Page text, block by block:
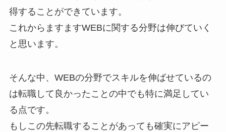
得することができています。
これからますますWEBに関する分野は伸びていく
と思います。
そんな中、WEBの分野でスキルを伸ばせているの
は転職して良かったことの中でも特に満足してい
る点です。
もしこの先転職することがあっても確実にアピー